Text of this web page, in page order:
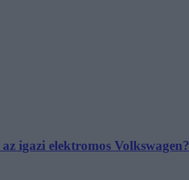
igazi elektromos Volkswagen?